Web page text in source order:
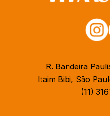
R. Bandeira
Itaim Bibi, São
(11)